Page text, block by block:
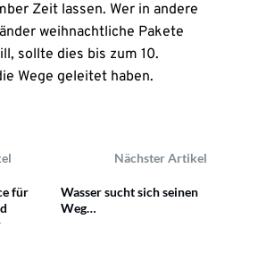
Zeit lassen. Wer in andere
weihnachtliche Pakete
sollte dies bis zum 10.
Wege geleitet haben.
Nächster Artikel
für
Wasser sucht sich seinen
Weg…